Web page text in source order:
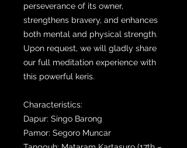
perseverance of its owner,
strengthens bravery, and enhances
both mental and physical strength.
Upon request, we will gladly share
our full meditation experience with
this powerful keris.
Characteristics:
Dapur: Singo Barong
Pamor: Segoro Muncar